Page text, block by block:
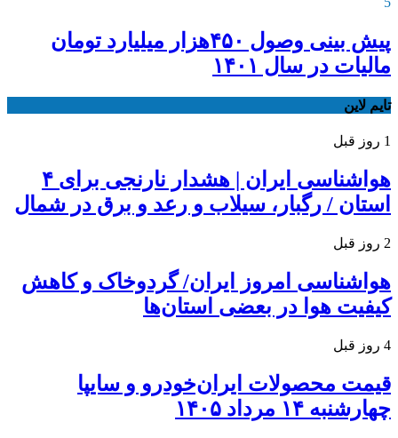
پیش بینی وصول ۴۵۰هزار میلیارد تومان
مالیات در سال ۱۴۰۱
تایم لاین
1 روز قبل
هواشناسی ایران | هشدار نارنجی برای ۴
استان / رگبار، سیلاب و رعد و برق در شمال
2 روز قبل
هواشناسی امروز ایران/ گردوخاک و کاهش
کیفیت هوا در بعضی استان‌ها
4 روز قبل
قیمت محصولات ایران‌خودرو و سایپا
چهارشنبه ۱۴ مرداد ۱۴۰۵